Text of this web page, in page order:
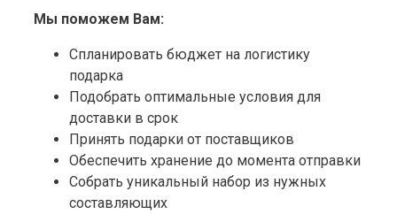
Мы поможем Вам:
Спланировать бюджет на логистику
подарка
Подобрать оптимальные условия для
доставки в срок
Принять подарки от поставщиков
Обеспечить хранение до момента отправки
Собрать уникальный набор из нужных
составляющих